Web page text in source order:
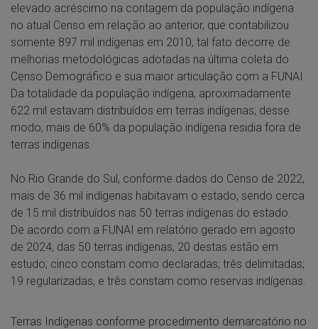
elevado acréscimo na contagem da população indígena
no atual Censo em relação ao anterior, que contabilizou
somente 897 mil indígenas em 2010, tal fato decorre de
melhorias metodológicas adotadas na última coleta do
Censo Demográfico e sua maior articulação com a FUNAI.
Da totalidade da população indígena, aproximadamente
622 mil estavam distribuídos em terras indígenas; desse
modo, mais de 60% da população indígena residia fora de
terras indígenas.
No Rio Grande do Sul, conforme dados do Censo de 2022,
mais de 36 mil indígenas habitavam o estado, sendo cerca
de 15 mil distribuídos nas 50 terras indígenas do estado.
De acordo com a FUNAI em relatório gerado em agosto
de 2024, das 50 terras indígenas, 20 destas estão em
estudo; cinco constam como declaradas; três delimitadas;
19 regularizadas, e três constam como reservas indígenas.
Terras Indígenas conforme procedimento demarcatório no